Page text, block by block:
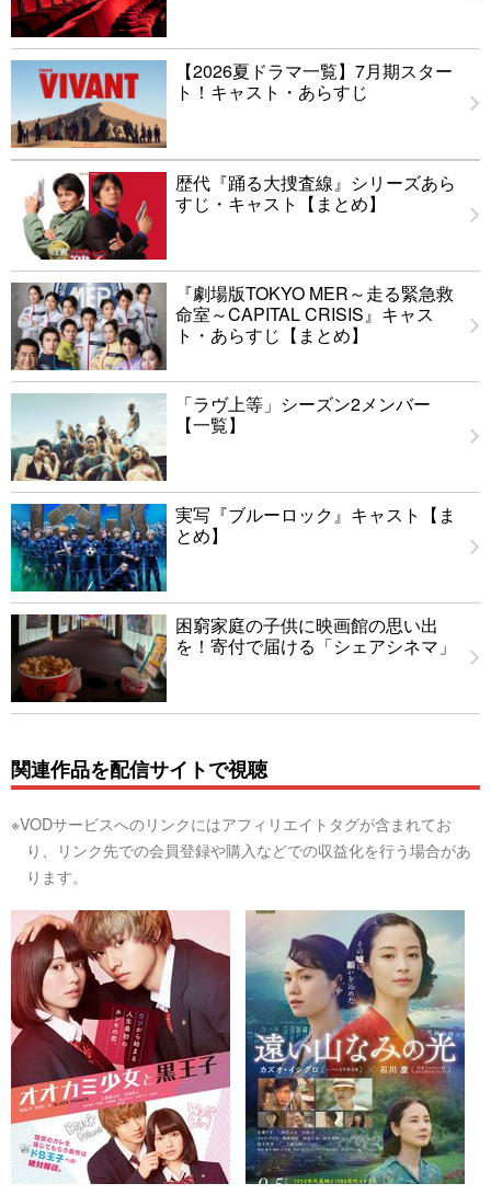
【2026夏ドラマ一覧】7月期スター
ト！キャスト・あらすじ
歴代『踊る大捜査線』シリーズあら
すじ・キャスト【まとめ】
『劇場版TOKYO MER～走る緊急救
命室～CAPITAL CRISIS』キャス
ト・あらすじ【まとめ】
「ラヴ上等」シーズン2メンバー
【一覧】
実写『ブルーロック』キャスト【ま
とめ】
困窮家庭の子供に映画館の思い出
を！寄付で届ける「シェアシネマ」
関連作品を配信サイトで視聴
※VODサービスへのリンクにはアフィリエイトタグが含まれてお
り、リンク先での会員登録や購入などでの収益化を行う場合があ
ります。